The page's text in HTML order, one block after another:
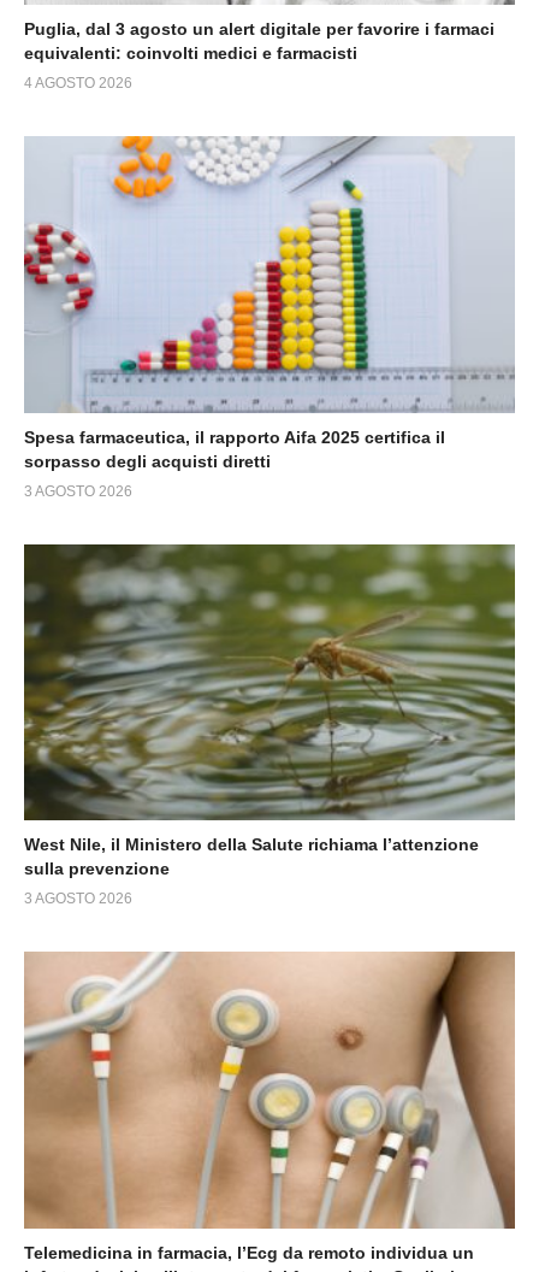
Puglia, dal 3 agosto un alert digitale per favorire i farmaci
equivalenti: coinvolti medici e farmacisti
4 AGOSTO 2026
Spesa farmaceutica, il rapporto Aifa 2025 certifica il
sorpasso degli acquisti diretti
3 AGOSTO 2026
West Nile, il Ministero della Salute richiama l’attenzione
sulla prevenzione
3 AGOSTO 2026
Telemedicina in farmacia, l’Ecg da remoto individua un